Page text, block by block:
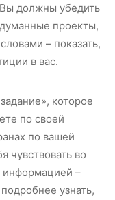
должны убедить
проекты,
– показать,
в вас.
которое
по своей
по вашей
чувствовать во
информацией –
узнать,